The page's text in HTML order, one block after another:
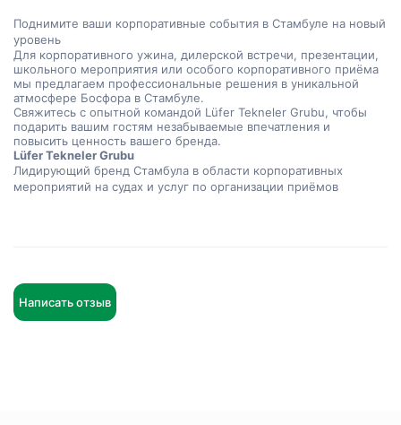
Поднимите ваши корпоративные события в Стамбуле на новый
уровень
Для корпоративного ужина, дилерской встречи, презентации,
школьного мероприятия или особого корпоративного приёма
мы предлагаем профессиональные решения в уникальной
атмосфере Босфора в Стамбуле.
Свяжитесь с опытной командой Lüfer Tekneler Grubu, чтобы
подарить вашим гостям незабываемые впечатления и
повысить ценность вашего бренда.
Lüfer Tekneler Grubu
Лидирующий бренд Стамбула в области корпоративных
мероприятий на судах и услуг по организации приёмов
Написать отзыв